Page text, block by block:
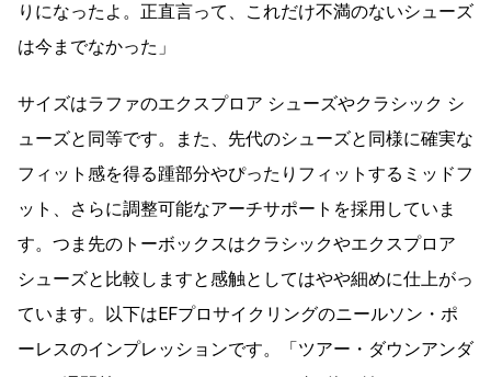
りになったよ。正直言って、これだけ不満のないシューズ
は今までなかった」
サイズはラファのエクスプロア シューズやクラシック シ
ューズと同等です。また、先代のシューズと同様に確実な
フィット感を得る踵部分やぴったりフィットするミッドフ
ット、さらに調整可能なアーチサポートを採用していま
す。つま先のトーボックスはクラシックやエクスプロア
シューズと比較しますと感触としてはやや細めに仕上がっ
ています。以下はEFプロサイクリングのニールソン・ポ
ーレスのインプレッションです。「ツアー・ダウンアンダ